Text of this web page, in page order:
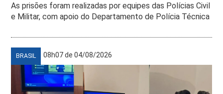
As prisões foram realizadas por equipes das Polícias Civil
e Militar, com apoio do Departamento de Polícia Técnica
BRASIL 08h07 de 04/08/2026